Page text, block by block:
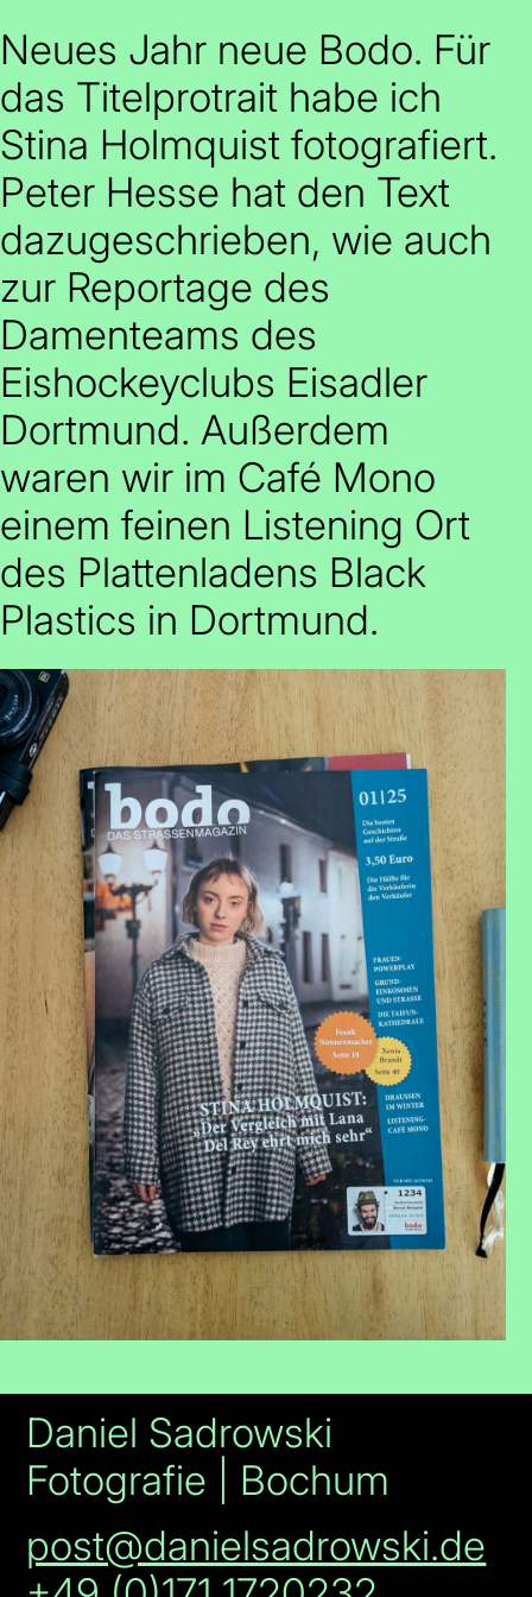
Neues Jahr neue Bodo. Für
das Titelprotrait habe ich
Stina Holmquist fotografiert.
Peter Hesse hat den Text
dazugeschrieben, wie auch
zur Reportage des
Damenteams des
Eishockeyclubs Eisadler
Dortmund. Außerdem
waren wir im Café Mono
einem feinen Listening Ort
des Plattenladens Black
Plastics in Dortmund.
Daniel Sadrowski
Fotografie | Bochum
post@danielsadrowski.de